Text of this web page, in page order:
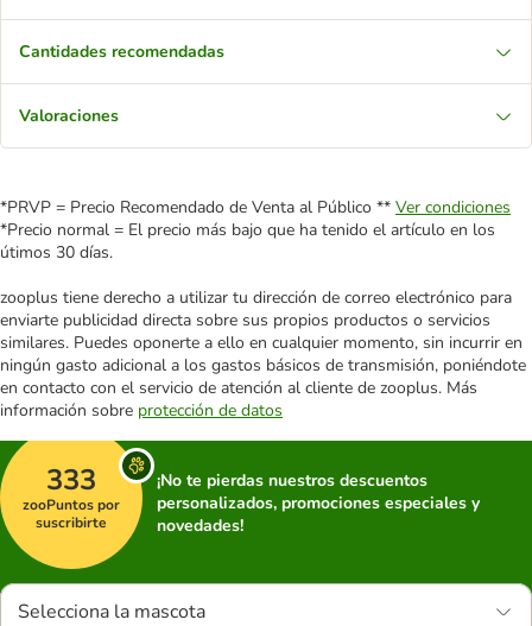
Cantidades recomendadas
Valoraciones
*PRVP = Precio Recomendado de Venta al Público ** Ver condiciones
*Precio normal = El precio más bajo que ha tenido el artículo en los
útimos 30 días.
zooplus tiene derecho a utilizar tu dirección de correo electrónico para
enviarte publicidad directa sobre sus propios productos o servicios
similares. Puedes oponerte a ello en cualquier momento, sin incurrir en
ningún gasto adicional a los gastos básicos de transmisión, poniéndote
en contacto con el servicio de atención al cliente de zooplus. Más
información sobre protección de datos
333
zooPuntos por
suscribirte
¡No te pierdas nuestros descuentos
personalizados, promociones especiales y
novedades!
Selecciona la mascota